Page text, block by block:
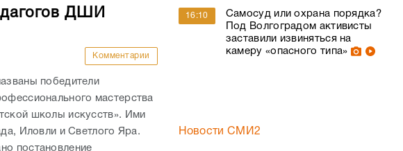
ДШИ
Комментарии
победители
мастерства
школы искусств». Ими
Иловли и Светлого Яра.
постановление
16:10
Самосуд или охрана порядка?
Под Волгоградом активисты
заставили извиняться на
камеру «опасного типа»
Новости СМИ2